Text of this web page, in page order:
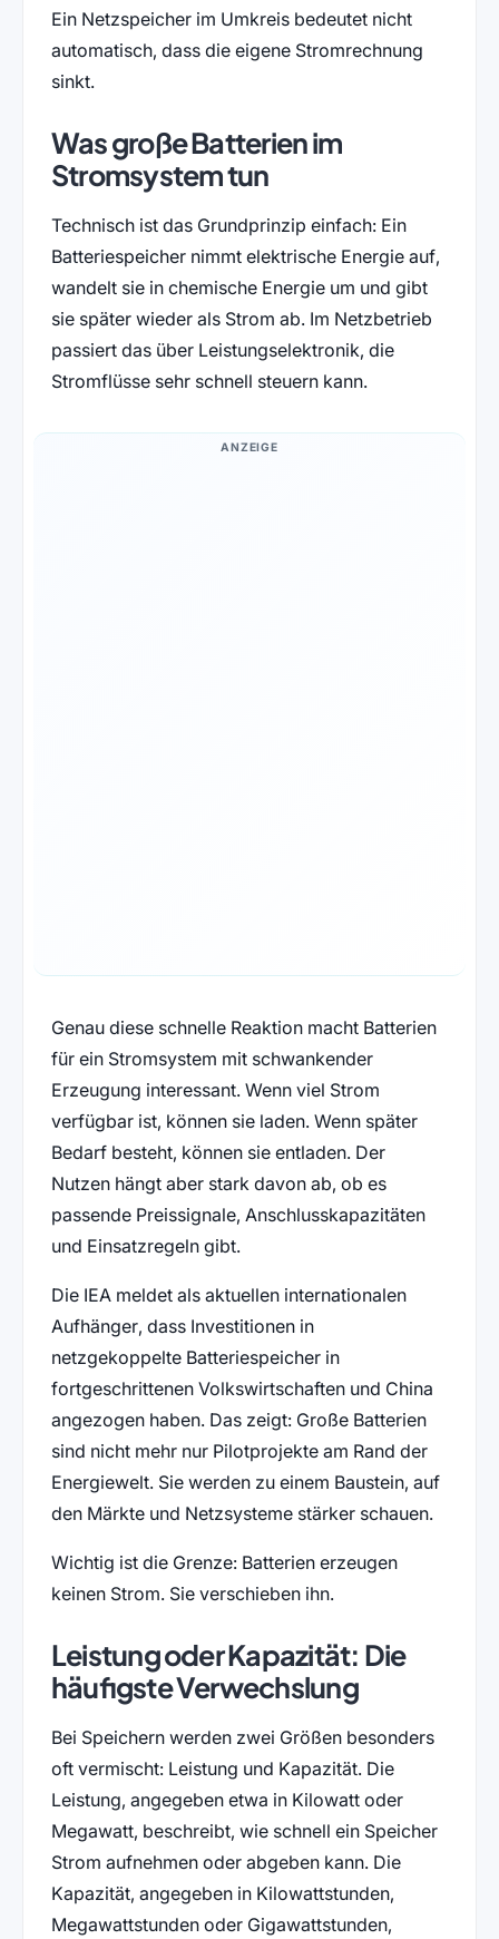
Ein Netzspeicher im Umkreis bedeutet nicht
automatisch, dass die eigene Stromrechnung
sinkt.
Was große Batterien im
Stromsystem tun
Technisch ist das Grundprinzip einfach: Ein
Batteriespeicher nimmt elektrische Energie auf,
wandelt sie in chemische Energie um und gibt
sie später wieder als Strom ab. Im Netzbetrieb
passiert das über Leistungselektronik, die
Stromflüsse sehr schnell steuern kann.
ANZEIGE
Genau diese schnelle Reaktion macht Batterien
für ein Stromsystem mit schwankender
Erzeugung interessant. Wenn viel Strom
verfügbar ist, können sie laden. Wenn später
Bedarf besteht, können sie entladen. Der
Nutzen hängt aber stark davon ab, ob es
passende Preissignale, Anschlusskapazitäten
und Einsatzregeln gibt.
Die IEA meldet als aktuellen internationalen
Aufhänger, dass Investitionen in
netzgekoppelte Batteriespeicher in
fortgeschrittenen Volkswirtschaften und China
angezogen haben. Das zeigt: Große Batterien
sind nicht mehr nur Pilotprojekte am Rand der
Energiewelt. Sie werden zu einem Baustein, auf
den Märkte und Netzsysteme stärker schauen.
Wichtig ist die Grenze: Batterien erzeugen
keinen Strom. Sie verschieben ihn.
Leistung oder Kapazität: Die
häufigste Verwechslung
Bei Speichern werden zwei Größen besonders
oft vermischt: Leistung und Kapazität. Die
Leistung, angegeben etwa in Kilowatt oder
Megawatt, beschreibt, wie schnell ein Speicher
Strom aufnehmen oder abgeben kann. Die
Kapazität, angegeben in Kilowattstunden,
Megawattstunden oder Gigawattstunden,